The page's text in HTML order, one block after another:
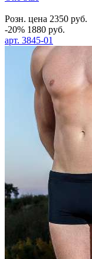
Розн. цена 2350 руб.
-20% 1880 руб.
арт. 3845-01